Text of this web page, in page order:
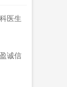
医生
诚信